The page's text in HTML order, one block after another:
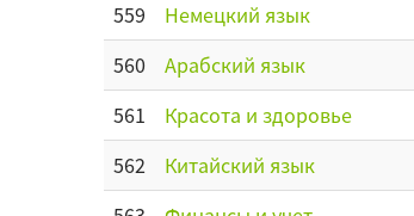
559 Немецкий язык
560
Арабский язык
561
Красота и здоровье
562
Китайский язык